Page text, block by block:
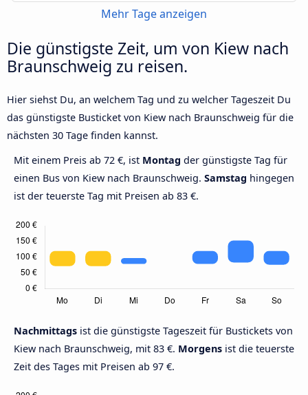
Mehr Tage anzeigen
Die günstigste Zeit, um von Kiew nach
Braunschweig zu reisen.
Hier siehst Du, an welchem Tag und zu welcher Tageszeit Du
das günstigste Busticket von Kiew nach Braunschweig für die
nächsten 30 Tage finden kannst.
Mit einem Preis ab 72 €, ist Montag der günstigste Tag für
einen Bus von Kiew nach Braunschweig. Samstag hingegen
ist der teuerste Tag mit Preisen ab 83 €.
Nachmittags ist die günstigste Tageszeit für Bustickets von
Kiew nach Braunschweig, mit 83 €. Morgens ist die teuerste
Zeit des Tages mit Preisen ab 97 €.